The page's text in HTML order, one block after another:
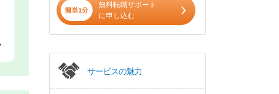
簡単1分
無料転職サポート
に申し込む
サービスの魅力